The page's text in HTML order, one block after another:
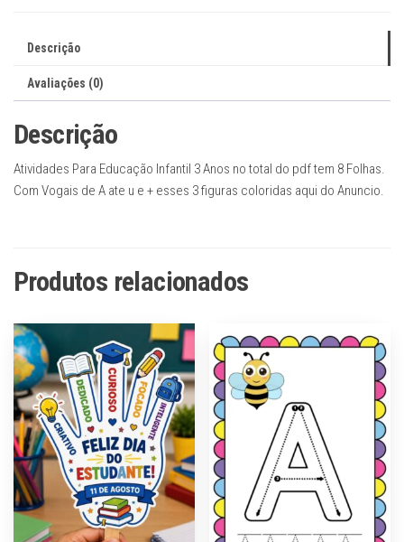
A,e,i,o,u
Descrição
Avaliações (0)
Descrição
Atividades Para Educação Infantil 3 Anos no total do pdf tem 8 Folhas.
Com Vogais de A ate u e + esses 3 figuras coloridas aqui do Anuncio.
Produtos relacionados